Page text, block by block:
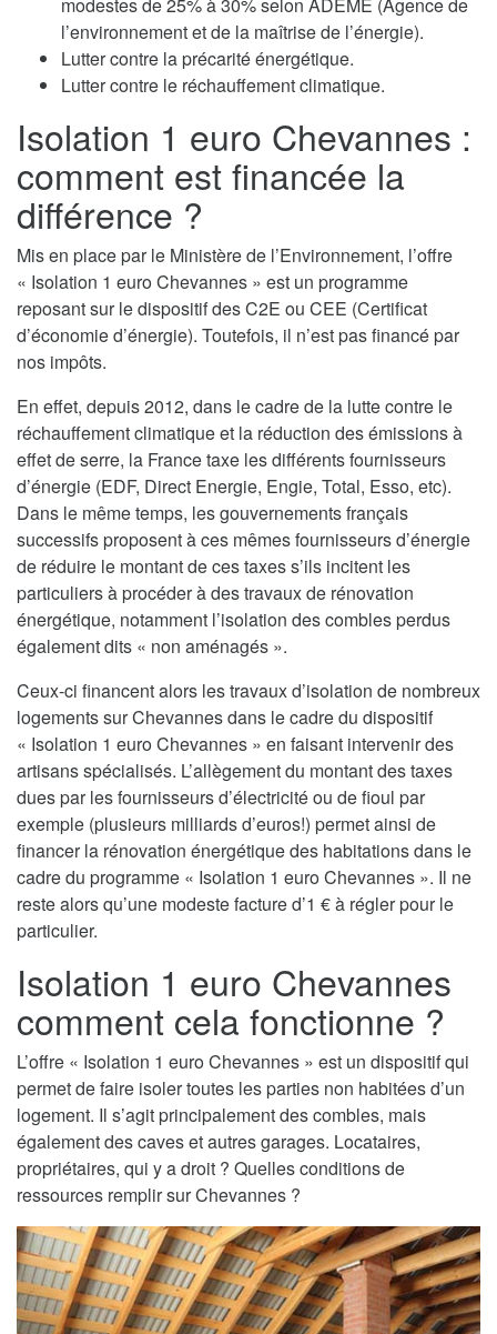
l’environnement et de la maîtrise de l’énergie).
Lutter contre la précarité énergétique.
Lutter contre le réchauffement climatique.
Isolation 1 euro Chevannes :
comment est financée la
différence ?
Mis en place par le Ministère de l’Environnement, l’offre
« Isolation 1 euro Chevannes » est un programme
reposant sur le dispositif des C2E ou CEE (Certificat
d’économie d’énergie). Toutefois, il n’est pas financé par
nos impôts.
En effet, depuis 2012, dans le cadre de la lutte contre le
réchauffement climatique et la réduction des émissions à
effet de serre, la France taxe les différents fournisseurs
d’énergie (EDF, Direct Energie, Engie, Total, Esso, etc).
Dans le même temps, les gouvernements français
successifs proposent à ces mêmes fournisseurs d’énergie
de réduire le montant de ces taxes s’ils incitent les
particuliers à procéder à des travaux de rénovation
énergétique, notamment l’isolation des combles perdus
également dits « non aménagés ».
Ceux-ci financent alors les travaux d’isolation de nombreux
logements sur Chevannes dans le cadre du dispositif
« Isolation 1 euro Chevannes » en faisant intervenir des
artisans spécialisés. L’allègement du montant des taxes
dues par les fournisseurs d’électricité ou de fioul par
exemple (plusieurs milliards d’euros!) permet ainsi de
financer la rénovation énergétique des habitations dans le
cadre du programme « Isolation 1 euro Chevannes ». Il ne
reste alors qu’une modeste facture d’1 € à régler pour le
particulier.
Isolation 1 euro Chevannes
comment cela fonctionne ?
L’offre « Isolation 1 euro Chevannes » est un dispositif qui
permet de faire isoler toutes les parties non habitées d’un
logement. Il s’agit principalement des combles, mais
également des caves et autres garages. Locataires,
propriétaires, qui y a droit ? Quelles conditions de
ressources remplir sur Chevannes ?